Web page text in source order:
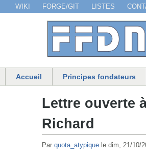
Menu secondaire
WIKI FORGE/GIT LISTES
Menu principal
Accueil Principes fondateurs
Lettre ouverte
Richard
Par quota_atypique le dim, 21/10/